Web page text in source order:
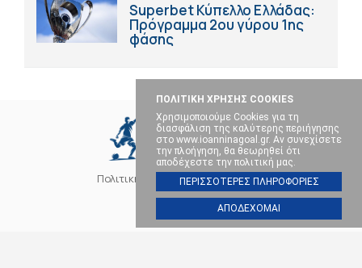
ΠΟΛΙΤΙΚΗ ΧΡΗΣΗΣ COOKIES
Χρησιμοποιούμε Cookies για τη
διασφάλιση της καλύτερης περιήγησης
στο www.ioanninagoal.gr. Αν συνεχίσετε
την πλοήγηση, θα θεωρηθεί ότι
αποδέχεστε την πολιτική μας.
ΠΕΡΙΣΣΟΤΕΡΕΣ ΠΛΗΡΟΦΟΡΙΕΣ
ΑΠΟΔΕΧΟΜΑΙ
Superbet Κύπελλο Ελλάδας:
Πρόγραμμα 2ου γύρου 1ης
φάσης
Πολιτική Cookies Επικοινωνία
SOCIAL MEDIA